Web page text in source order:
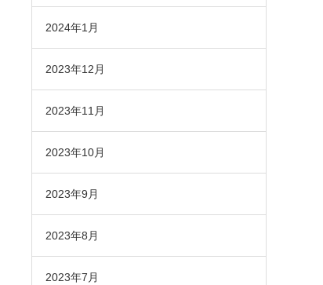
2024年1月
2023年12月
2023年11月
2023年10月
2023年9月
2023年8月
2023年7月